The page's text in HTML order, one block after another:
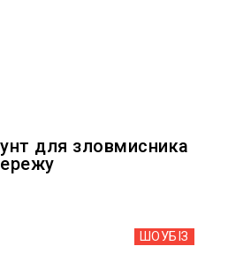
для зловмисника
ШОУБIЗ